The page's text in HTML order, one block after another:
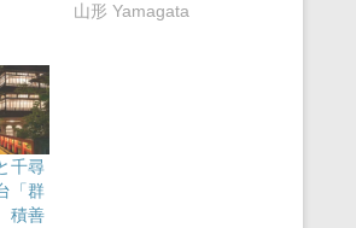
山形 Yamagata
千尋
「群
積善